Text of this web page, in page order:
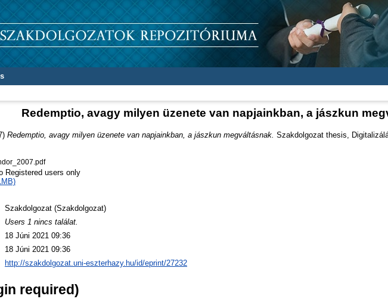
Redemptio, avagy milyen üzenete van napjainkban, a jászkun
Redemptio, avagy milyen üzenete van napjainkban, a jászkun megváltásnak. Szakdolgozat thesis,
Registered users only
Szakdolgozat (Szakdolgozat)
Users 1 nincs találat.
18 Júni 2021 09:36
18 Júni 2021 09:36
http://szakdolgozat.uni-eszterhazy.hu/id/eprint/27232
required)